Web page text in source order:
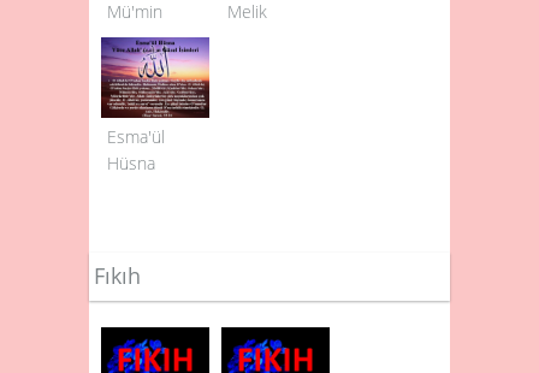
Mü'min
Melik
Esma'ül
Hüsna
Fıkıh